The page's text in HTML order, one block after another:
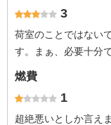
3
荷室のことではない
す。まぁ、必要十分
燃費
1
超絶悪いとしか言え